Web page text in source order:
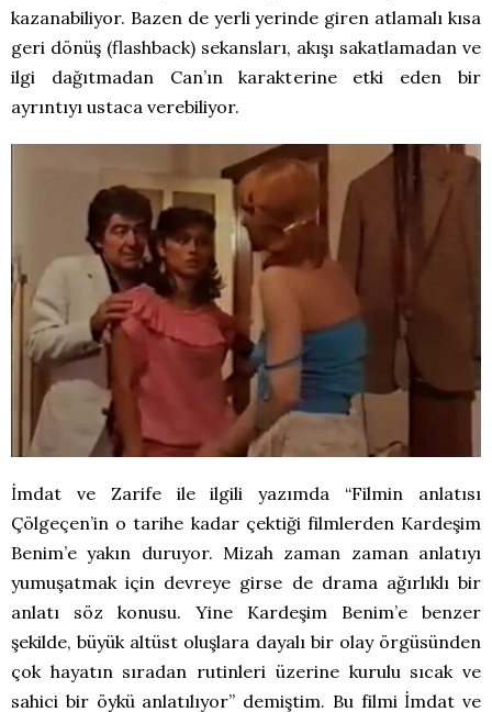
kazanabiliyor. Bazen de yerli yerinde giren atlamalı kısa
geri dönüş (flashback) sekansları, akışı sakatlamadan ve
ilgi dağıtmadan Can’ın karakterine etki eden bir
ayrıntıyı ustaca verebiliyor.
İmdat ve Zarife ile ilgili yazımda “Filmin anlatısı
Çölgeçen’in o tarihe kadar çektiği filmlerden Kardeşim
Benim’e yakın duruyor. Mizah zaman zaman anlatıyı
yumuşatmak için devreye girse de drama ağırlıklı bir
anlatı söz konusu. Yine Kardeşim Benim’e benzer
şekilde, büyük altüst oluşlara dayalı bir olay örgüsünden
çok hayatın sıradan rutinleri üzerine kurulu sıcak ve
sahici bir öykü anlatılıyor” demiştim. Bu filmi İmdat ve